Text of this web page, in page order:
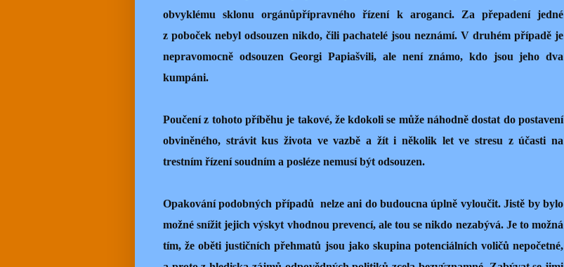
obvyklému sklonu orgánůpřípravného řízení k aroganci. Za přepadení jedné
z poboček nebyl odsouzen nikdo, čili pachatelé jsou neznámí. V druhém případě je
nepravomocně odsouzen Georgi Papiašvili, ale není známo, kdo jsou jeho dva
kumpáni.
Poučení z tohoto příběhu je takové, že kdokoli se může náhodně dostat do postavení
obviněného, strávit kus života ve vazbě a žít i několik let ve stresu z účasti na
trestním řízení soudním a posléze nemusí být odsouzen.
Opakování podobných případů nelze ani do budoucna úplně vyloučit. Jistě by bylo
možné snížit jejich výskyt vhodnou prevencí, ale tou se nikdo nezabývá. Je to možná
tím, že oběti justičních přehmatů jsou jako skupina potenciálních voličů nepočetné,